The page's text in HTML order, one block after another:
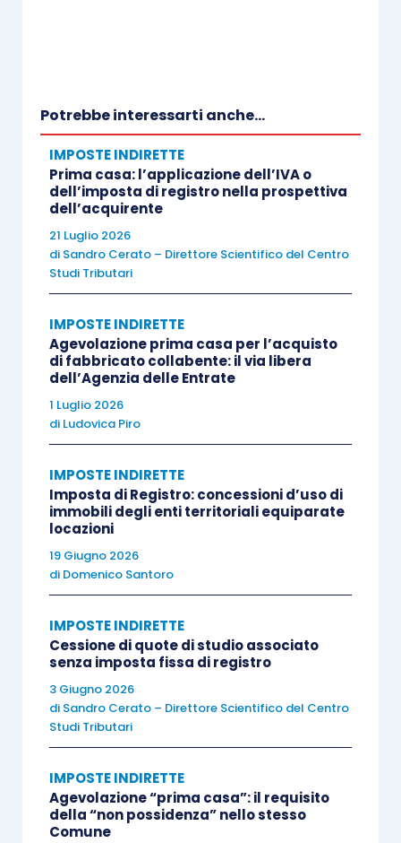
operazioni esenti da Iva, poiché in tali casi in
luogo dell’imposta proporzionale di registro del
9% si rende applicabile l’
200(così come per le imposte ipotecarie e
catastali in misura di 50 euro ciascuna).
Al contrario, l’applicazione dell’Iva (per obbligo
o per opzione) rende neutra la norma
agevolativapoiché, in ogni caso, le imposte
indirette sono applicate nellamisura fissa di
euro 200 cadauna.
Diversamente per le
633/1972prevede l’applicazione delle
ipotecarie e catastalinella misura complessiva
del 4% anche in presenza di
ad Iva(per obbligo o per opzione).
strumentali, l’applicazione della norma
agevolativa di cui all’articolo 7 D.L. 34/2019
ogni casoconveniente
“abbattere” le imposte indirette alla misura fissa
per le cessioni esenti da Iva.
Potrebbe interessarti anche...
IMPOSTE INDIRETTE
Prima casa: l’applicazione dell’IVA o
dell’imposta di registro nella prospettiva
dell’acquirente
21 Luglio 2026
di Sandro Cerato – Direttore Scientifico del Centro
Studi Tributari
IMPOSTE INDIRETTE
Agevolazione prima casa per l’acquisto
di fabbricato collabente: il via libera
dell’Agenzia delle Entrate
1 Luglio 2026
di Ludovica Piro
IMPOSTE INDIRETTE
Imposta di Registro: concessioni d’uso di
immobili degli enti territoriali equiparate
locazioni
19 Giugno 2026
di Domenico Santoro
IMPOSTE INDIRETTE
Cessione di quote di studio associato
senza imposta fissa di registro
3 Giugno 2026
di Sandro Cerato – Direttore Scientifico del Centro
Studi Tributari
IMPOSTE INDIRETTE
Agevolazione “prima casa”: il requisito
della “non possidenza” nello stesso
Comune